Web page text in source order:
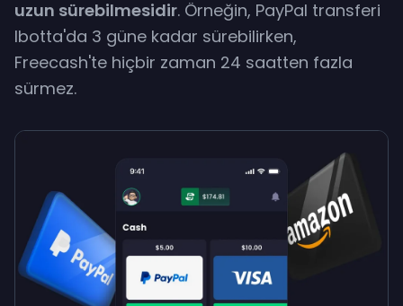
uzun sürebilmesidir. Örneğin, PayPal transferi
Ibotta'da 3 güne kadar sürebilirken,
Freecash'te hiçbir zaman 24 saatten fazla
sürmez.